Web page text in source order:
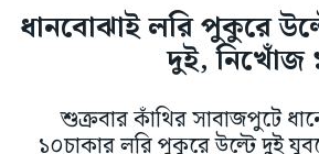
ধানবোঝাই লরি পুকুরে
দুই, নিখোঁজ
শুক্রবার কাঁথির সাবাজপুটে
১০চাকার লরি পুকুরে উল্টে দুই